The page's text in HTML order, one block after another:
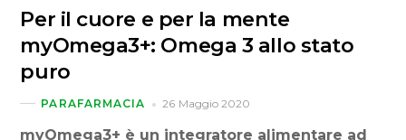
Per il cuore e per la mente
myOmega3+: Omega 3 allo stato
puro
PARAFARMACIA 26 Maggio 2020
myOmega3+ è un integratore alimentare ad